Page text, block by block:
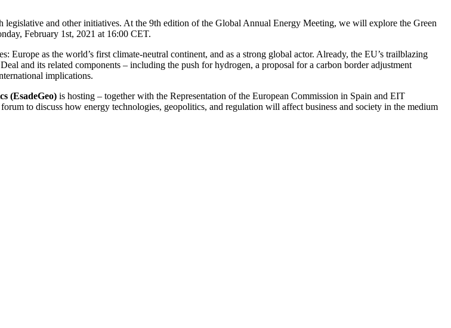
and other initiatives. At the 9th edition of the Global Annual Energy Meeting, we will explore the Green
February 1st, 2021 at 16:00 CET.
as the world’s first climate-neutral continent, and as a strong global actor. Already, the EU’s trailblazing
and its related components – including the push for hydrogen, a proposal for a carbon border adjustment
implications.
(EsadeGeo) is hosting – together with the Representation of the European Commission in Spain and EIT
to discuss how energy technologies, geopolitics, and regulation will affect business and society in the medium